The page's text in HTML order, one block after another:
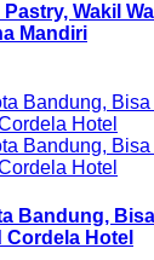
Wakil
Mandiri
Bandung,
Cordela Hotel